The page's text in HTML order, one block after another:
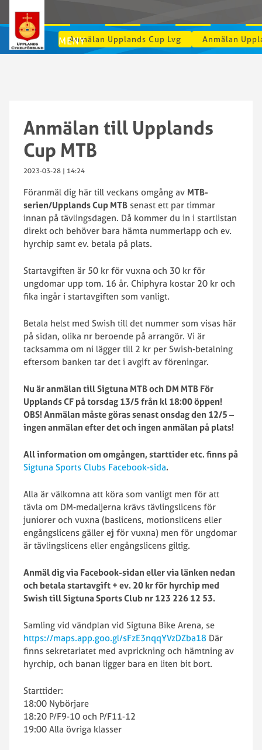
MENY
Anmälan Upplands Cup Lvg Anmälan
Anmälan till Upplands
Cup MTB
2023-03-28 | 14:24
Föranmäl dig här till veckans omgång av MTB-
serien/Upplands Cup MTB senast ett par timmar
innan på tävlingsdagen. Då kommer du in i startlistan
direkt och behöver bara hämta nummerlapp och ev.
hyrchip samt ev. betala på plats.
Startavgiften är 50 kr för vuxna och 30 kr för
ungdomar upp tom. 16 år. Chiphyra kostar 20 kr och
fika ingår i startavgiften som vanligt.
Betala helst med Swish till det nummer som visas här
på sidan, olika nr beroende på arrangör. Vi är
tacksamma om ni lägger till 2 kr per Swish-betalning
eftersom banken tar det i avgift av föreningar.
Nu är anmälan till Sigtuna MTB och DM MTB För
Upplands CF på torsdag 13/5 från kl 18:00 öppen!
OBS! Anmälan måste göras senast onsdag den 12/5 –
ingen anmälan efter det och ingen anmälan på plats!
All information om omgången, starttider etc. finns på
Sigtuna Sports Clubs Facebook-sida.
Alla är välkomna att köra som vanligt men för att
tävla om DM-medaljerna krävs tävlingslicens för
juniorer och vuxna (baslicens, motionslicens eller
engångslicens gäller ej för vuxna) men för ungdomar
är tävlingslicens eller engångslicens giltig.
Anmäl dig via Facebook-sidan eller via länken nedan
och betala startavgift + ev. 20 kr för hyrchip med
Swish till Sigtuna Sports Club nr 123 226 12 53.
Samling vid vändplan vid Sigtuna Bike Arena, se
https://maps.app.goo.gl/sFzE3nqqYVzDZba18 Där
finns sekretariatet med avprickning och hämtning av
hyrchip, och banan ligger bara en liten bit bort.
Starttider:
18:00 Nybörjare
18:20 P/F9-10 och P/F11-12
19:00 Alla övriga klasser